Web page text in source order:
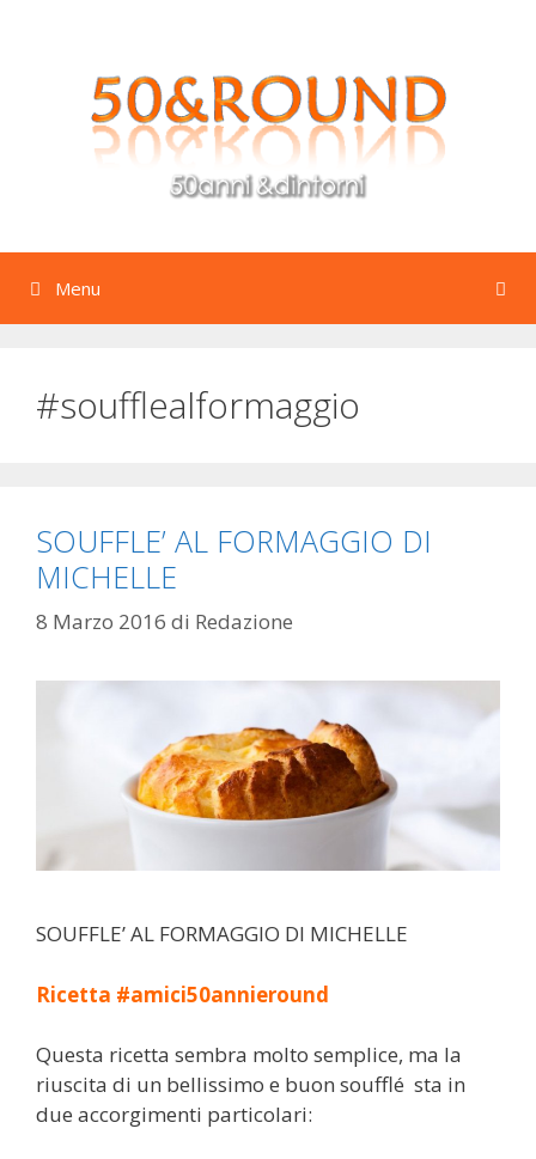
Menu
#soufflealformaggio
SOUFFLE’ AL FORMAGGIO DI
MICHELLE
8 Marzo 2016 di Redazione
SOUFFLE’ AL FORMAGGIO DI MICHELLE
Ricetta #amici50annieround
Questa ricetta sembra molto semplice, ma la
riuscita di un bellissimo e buon soufflé sta in
due accorgimenti particolari: